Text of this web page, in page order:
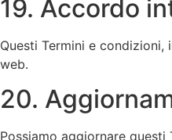
19. Accordo
Questi Termini e condizioni,
web.
20.
Possiamo aggiornare